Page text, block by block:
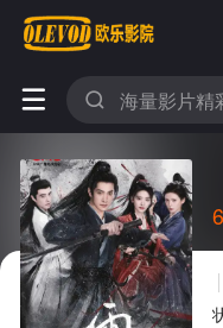
 
很差较差还行推荐